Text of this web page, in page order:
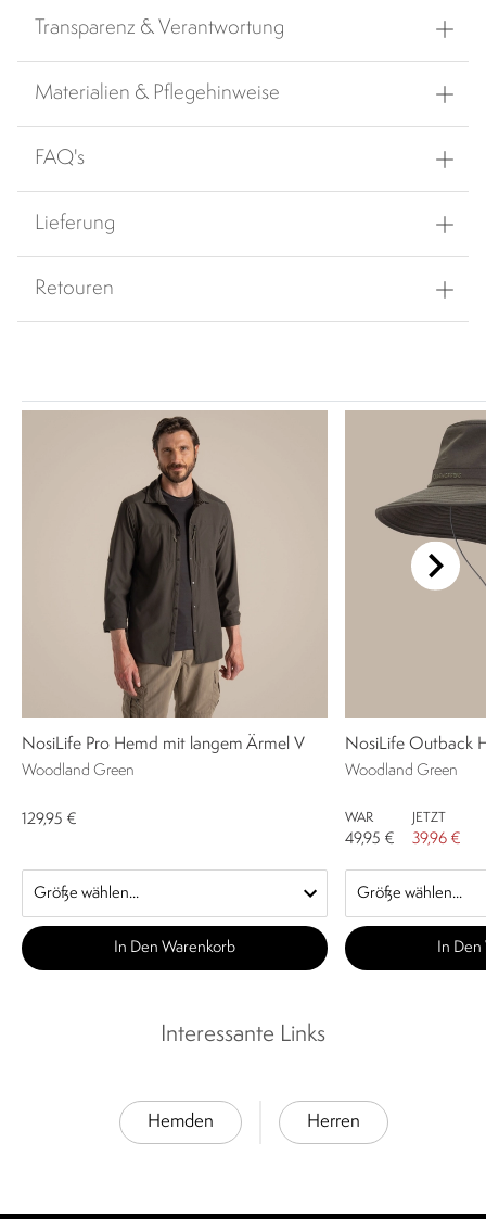
Transparenz & Verantwortung
Materialien & Pflegehinweise
FAQ's
Lieferung
Retouren
NosiLife Pro Hemd mit langem Ärmel V
Woodland Green
129,95 €
In Den Warenkorb
NosiLife Outback
Woodland Green
WAR
49,95 €
JETZT
39,96 €
In
Interessante Links
Hemden Herren